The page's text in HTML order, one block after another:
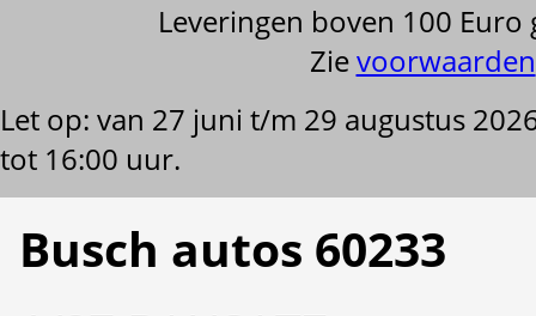
Leveringen boven 100
Zievoorwaarden
Let op: van 27 juni t/m 29 augustus
tot 16:00 uur.
Busch autos 60233